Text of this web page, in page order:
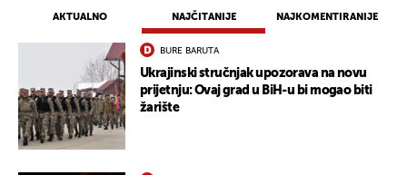
AKTUALNO NAJČITANIJE NAJKOMENTIRANIJE
BURE BARUTA
Ukrajinski stručnjak upozorava na novu
prijetnju: Ovaj grad u BiH-u bi mogao biti
žarište